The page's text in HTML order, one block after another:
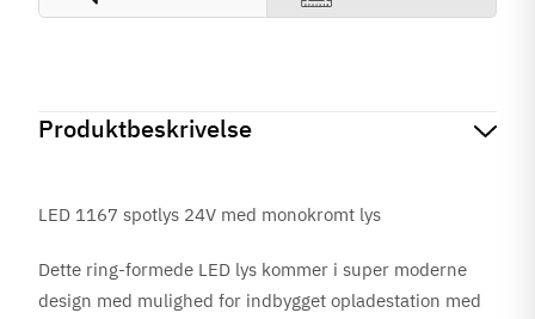
Produktbeskrivelse
LED 1167 spotlys 24V med monokromt lys
Dette ring-formede LED lys kommer i super moderne
design med mulighed for indbygget opladestation med